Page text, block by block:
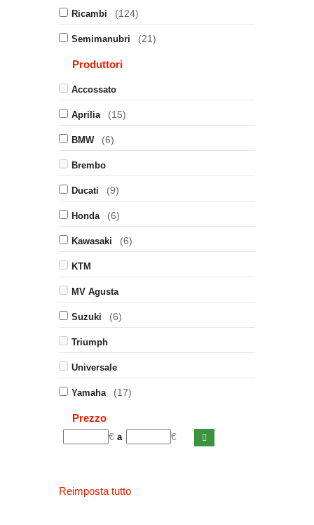
Ricambi (124)
Semimanubri (21)
Produttori
Accossato
Aprilia (15)
BMW (6)
Brembo
Ducati (9)
Honda (6)
Kawasaki (6)
KTM
MV Agusta
Suzuki (6)
Triumph
Universale
Yamaha (17)
Prezzo
€ a €
Reimposta tutto